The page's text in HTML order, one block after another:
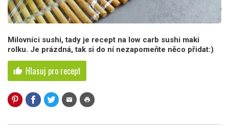
Milovníci sushi, tady je recept na low carb sushi maki
rolku. Je prázdná, tak si do ní nezapomeňte něco přidat:)
thumb_up Hlasuj pro recept
mail print